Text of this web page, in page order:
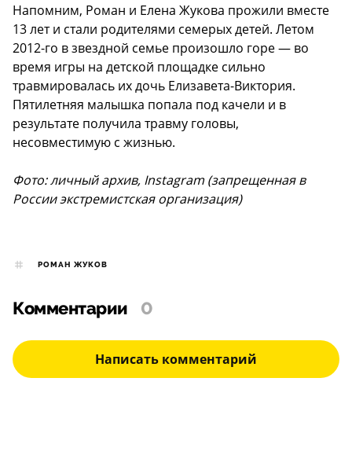
Напомним, Роман и Елена Жукова прожили вместе
13 лет и стали родителями семерых детей. Летом
2012-го в звездной семье произошло горе — во
время игры на детской площадке сильно
травмировалась их дочь Елизавета-Виктория.
Пятилетняя малышка попала под качели и в
результате получила травму головы,
несовместимую с жизнью.
Фото: личный архив, Instagram (запрещенная в
России экстремистская организация)
РОМАН ЖУКОВ
Комментарии 0
Написать комментарий